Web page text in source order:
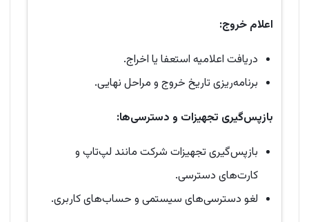
اعلام خروج:
دریافت اعلامیه استعفا یا اخراج.
برنامه‌ریزی تاریخ خروج و مراحل نهایی.
بازپس‌گیری تجهیزات و دسترسی‌ها:
بازپس‌گیری تجهیزات شرکت مانند لپ‌تاپ و
کارت‌های دسترسی.
لغو دسترسی‌های سیستمی و حساب‌های کاربری.